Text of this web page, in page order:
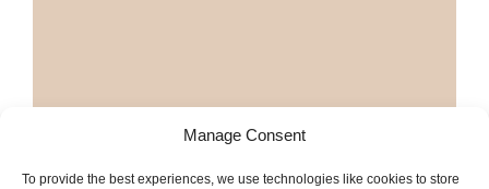
Manage Consent
To provide the best experiences, we use technologies like cookies to store